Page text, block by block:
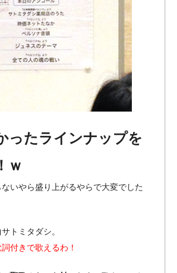
ったラインナップを
ｗ
いやら盛り上がるやらで大変でした
トミタダシ。
付きで歌えるわ！